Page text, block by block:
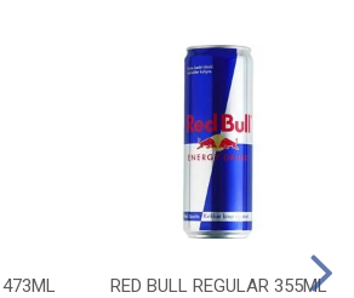
473ML RED BULL REGULAR 355ML